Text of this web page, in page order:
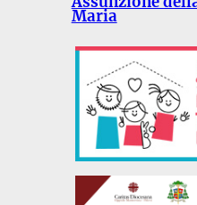
Maria